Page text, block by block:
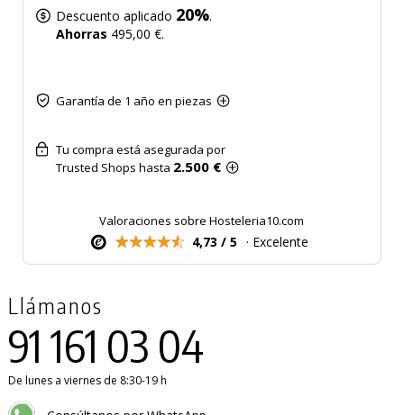
Descuento aplicado 20%.
Ahorras 495,00 €.
Garantía de 1 año en piezas
Tu compra está asegurada por
Trusted Shops hasta 2.500 €
Valoraciones sobre Hosteleria10.com
4,73 / 5 · Excelente
Llámanos
91 161 03 04
De lunes a viernes de 8:30-19 h